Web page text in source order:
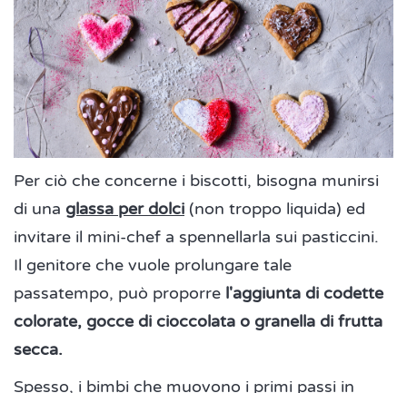
Per ciò che concerne i biscotti, bisogna munirsi
di una glassa per dolci (non troppo liquida) ed
invitare il mini-chef a spennellarla sui pasticcini.
Il genitore che vuole prolungare tale
passatempo, può proporre l'aggiunta di codette
colorate, gocce di cioccolata o granella di frutta
secca.
Spesso, i bimbi che muovono i primi passi in